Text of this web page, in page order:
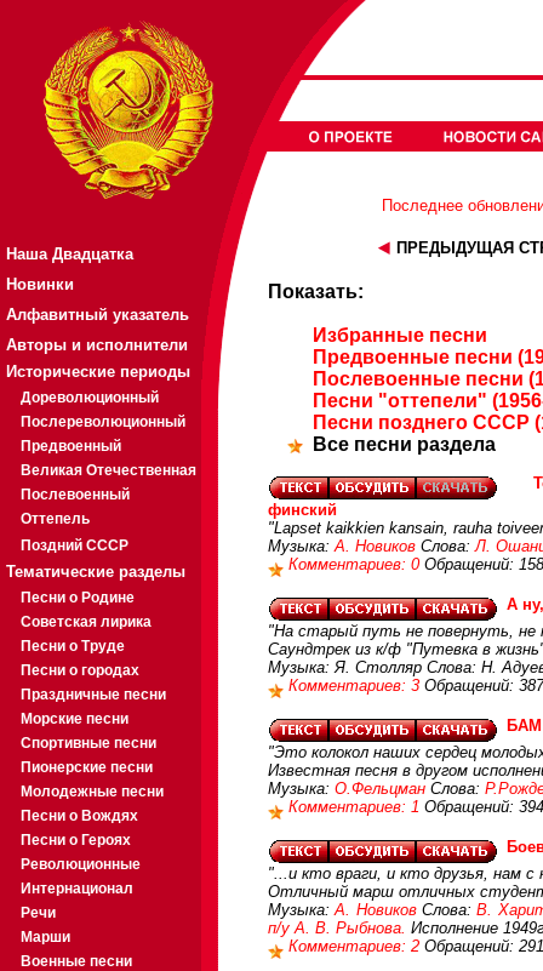
Наша Двадцатка
Новинки
Алфавитный указатель
Авторы и исполнители
Исторические периоды
Дореволюционный
Послереволюционный
Предвоенный
Великая Отечественная
Послевоенный
Оттепель
Поздний СССР
Тематические разделы
Песни о Родине
Советская лирика
Песни о Труде
Песни о городах
Праздничные песни
Морские песни
Спортивные песни
Пионерские песни
Молодежные песни
Песни о Вождях
Песни о Героях
Революционные
Интернационал
Речи
Марши
Военные песни
Последнее
ПРЕДЫДУЩАЯ
Показать:
Избранные песни
Предвоенные песни
Послевоенные песни
Песни "оттепели"
Песни позднего СССР
Все песни раздела
финский
"Lapset kaikkien kansain, rauha
Музыка:А. Новиков Слова:Л.
Комментариев: 0 Обращений:
А
"На старый путь не повернуть, не
Саундтрек из к/ф "Путевка в
Музыка: Я. Столляр Слова: Н.
Комментариев: 3 Обращений:
БАМ
"Это колокол наших сердец
Известная песня в другом
Музыка: О.Фельцман Слова:
Комментариев: 1 Обращений:
"...и кто враги, и кто друзья, нам
Отличный марш отличных
Музыка:А. НовиковСлова:В.
п/у А. В. Рыбнова. Исполнение
Комментариев: 2 Обращений: